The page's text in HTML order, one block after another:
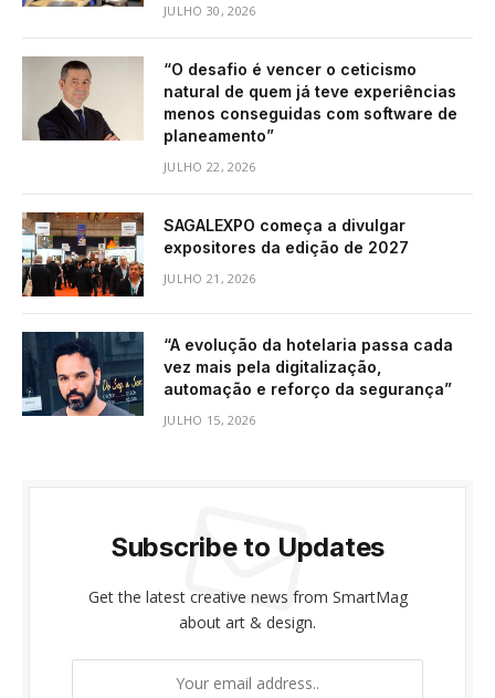
JULHO 30, 2026
“O desafio é vencer o ceticismo
natural de quem já teve experiências
menos conseguidas com software de
planeamento”
JULHO 22, 2026
SAGALEXPO começa a divulgar
expositores da edição de 2027
JULHO 21, 2026
“A evolução da hotelaria passa cada
vez mais pela digitalização,
automação e reforço da segurança”
JULHO 15, 2026
Subscribe to Updates
Get the latest creative news from SmartMag
about art & design.